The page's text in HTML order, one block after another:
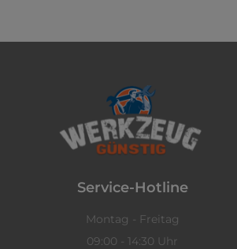
Service-Hotline
Montag - Freitag
09:00 - 14:30 Uhr